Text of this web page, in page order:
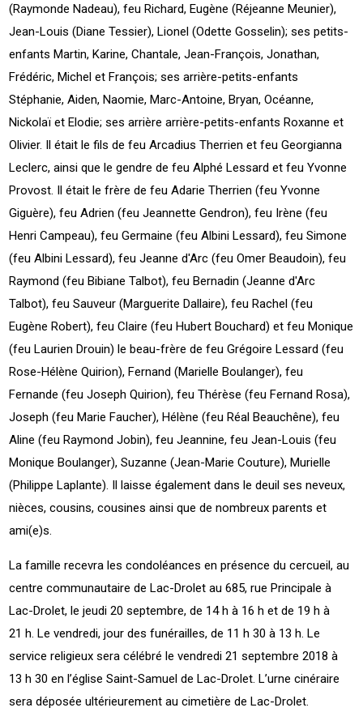
(Raymonde Nadeau), feu Richard, Eugène (Réjeanne Meunier),
Jean-Louis (Diane Tessier), Lionel (Odette Gosselin); ses petits-
enfants Martin, Karine, Chantale, Jean-François, Jonathan,
Frédéric, Michel et François; ses arrière-petits-enfants
Stéphanie, Aiden, Naomie, Marc-Antoine, Bryan, Océanne,
Nickolaï et Elodie; ses arrière arrière-petits-enfants Roxanne et
Olivier. Il était le fils de feu Arcadius Therrien et feu Georgianna
Leclerc, ainsi que le gendre de feu Alphé Lessard et feu Yvonne
Provost. Il était le frère de feu Adarie Therrien (feu Yvonne
Giguère), feu Adrien (feu Jeannette Gendron), feu Irène (feu
Henri Campeau), feu Germaine (feu Albini Lessard), feu Simone
(feu Albini Lessard), feu Jeanne d'Arc (feu Omer Beaudoin), feu
Raymond (feu Bibiane Talbot), feu Bernadin (Jeanne d'Arc
Talbot), feu Sauveur (Marguerite Dallaire), feu Rachel (feu
Eugène Robert), feu Claire (feu Hubert Bouchard) et feu Monique
(feu Laurien Drouin) le beau-frère de feu Grégoire Lessard (feu
Rose-Hélène Quirion), Fernand (Marielle Boulanger), feu
Fernande (feu Joseph Quirion), feu Thérèse (feu Fernand Rosa),
Joseph (feu Marie Faucher), Hélène (feu Réal Beauchêne), feu
Aline (feu Raymond Jobin), feu Jeannine, feu Jean-Louis (feu
Monique Boulanger), Suzanne (Jean-Marie Couture), Murielle
(Philippe Laplante). Il laisse également dans le deuil ses neveux,
nièces, cousins, cousines ainsi que de nombreux parents et
ami(e)s.
La famille recevra les condoléances en présence du cercueil, au
centre communautaire de Lac-Drolet au 685, rue Principale à
Lac-Drolet, le jeudi 20 septembre, de 14 h à 16 h et de 19 h à
21 h. Le vendredi, jour des funérailles, de 11 h 30 à 13 h. Le
service religieux sera célébré le vendredi 21 septembre 2018 à
13 h 30 en l’église Saint-Samuel de Lac-Drolet. L’urne cinéraire
sera déposée ultérieurement au cimetière de Lac-Drolet.